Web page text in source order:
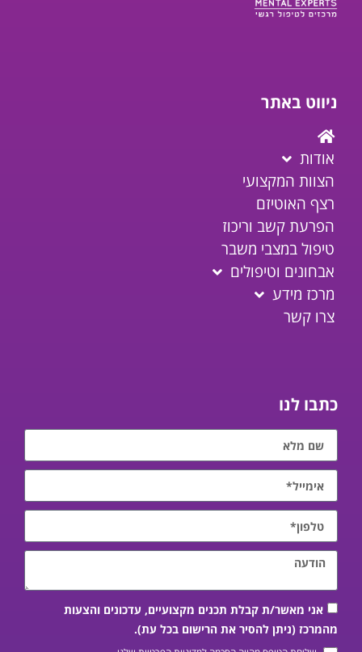
ניווט באתר
אודות
הצוות המקצועי
רצף האוטיזם
הפרעת קשב וריכוז
טיפול במצבי משבר
אבחונים וטיפולים
מרכז מידע
צרו קשר
כתבו לנו
אני מאשר/ת קבלת תכנים מקצועיים, עדכונים והצעות
מהמרכז (ניתן להסיר את הרישום בכל עת).